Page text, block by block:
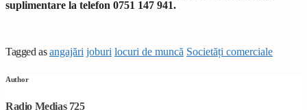
suplimentare la telefon 0751 147 941.
Tagged asangajări joburi locuri de muncă Societăți comerciale
Author
Radio Medias 725